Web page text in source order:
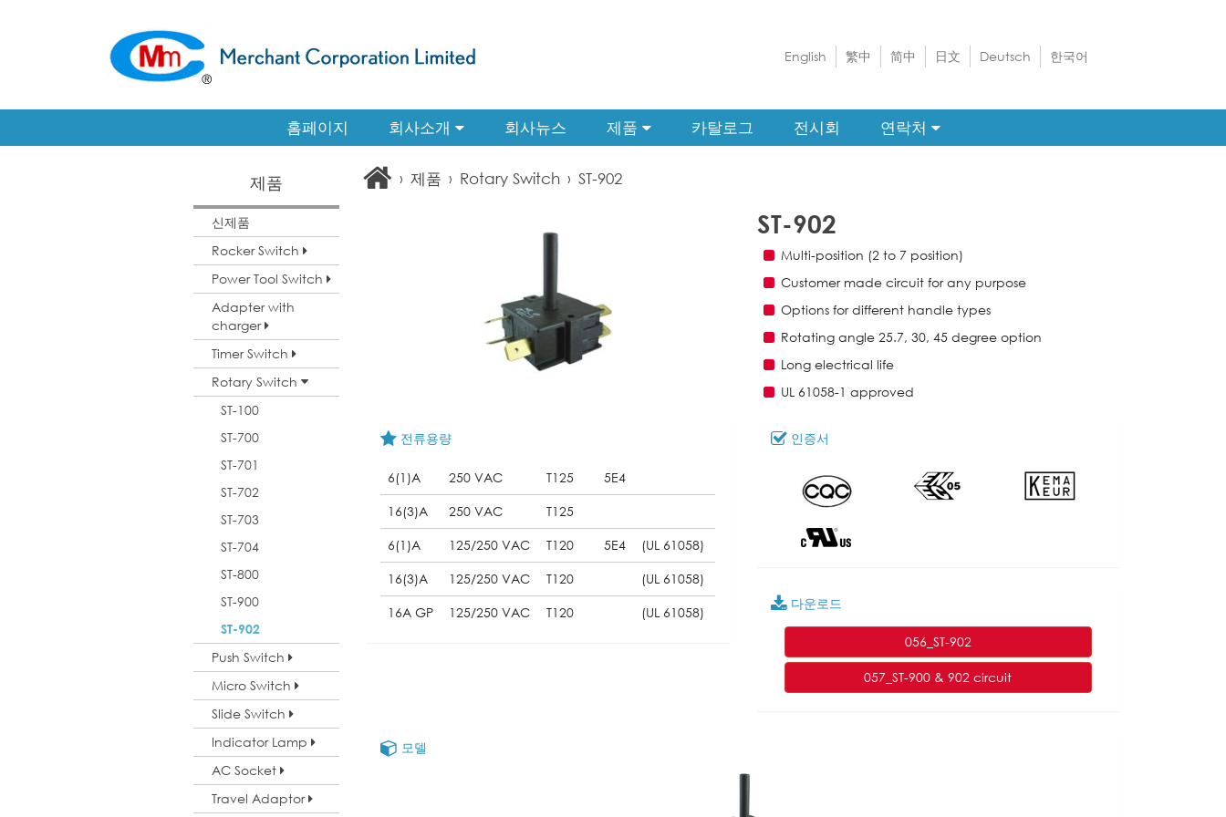
English 繁中 简中 日文 Deutsch 한국어
홈페이지 회사소개 회사뉴스 제품 카탈로그 전시회 연락처
제품
신제품
Rocker Switch
Power Tool Switch
Adapter with
charger
Timer Switch
Rotary Switch
ST-100
ST-700
ST-701
ST-702
ST-703
ST-704
ST-800
ST-900
ST-902
Push Switch
Micro Switch
Slide Switch
Indicator Lamp
AC Socket
Travel Adaptor
› 제품 › Rotary Switch › ST-902
ST-902
Multi-position (2 to 7 position)
Customer made circuit for any purpose
Options for different handle types
Rotating angle 25.7, 30, 45 degree option
Long electrical life
UL 61058-1 approved
전류용량
6(1)A 250 VAC T125
5E4
16(3)A
250 VAC
T125
6(1)A
125/250 VAC T120 5E4
(UL 61058)
16(3)A
125/250 VAC T120
(UL 61058)
16A GP
125/250 VAC T120 (UL 61058)
인증서
다운로드
056_ST-902
057_ST-900 & 902 circuit
모델